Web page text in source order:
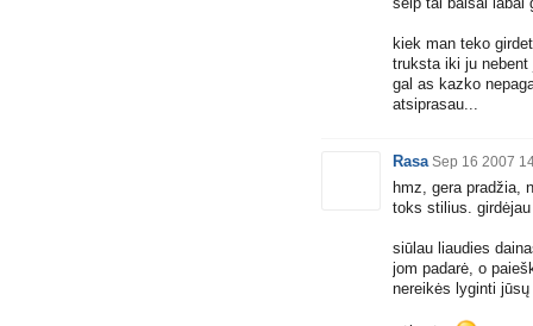
kiek man teko
truksta iki ju
gal as kazko
atsiprasau...
Rasa Sep 16 2007
hmz, gera pradžia,
toks stilius.
siūlau liaudies
jom padarė, o
nereikės lyginti